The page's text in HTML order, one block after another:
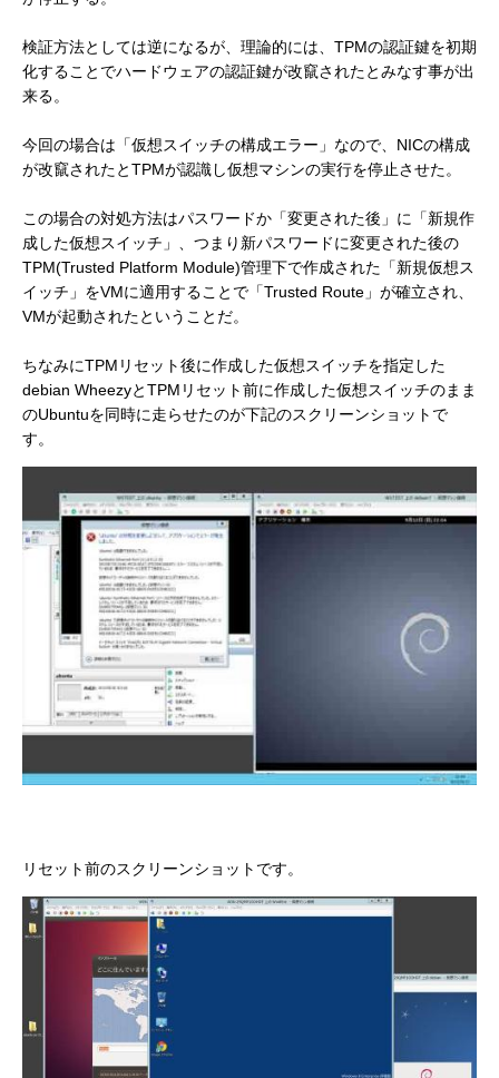
検証方法としては逆になるが、理論的には、TPMの認証鍵を初期
化することでハードウェアの認証鍵が改竄されたとみなす事が出
来る。
今回の場合は「仮想スイッチの構成エラー」なので、NICの構成
が改竄されたとTPMが認識し仮想マシンの実行を停止させた。
この場合の対処方法はパスワードか「変更された後」に「新規作
成した仮想スイッチ」、つまり新パスワードに変更された後の
TPM(Trusted Platform Module)管理下で作成された「新規仮想ス
イッチ」をVMに適用することで「Trusted Route」が確立され、
VMが起動されたということだ。
ちなみにTPMリセット後に作成した仮想スイッチを指定した
debian WheezyとTPMリセット前に作成した仮想スイッチのまま
のUbuntuを同時に走らせたのが下記のスクリーンショットで
す。
リセット前のスクリーンショットです。